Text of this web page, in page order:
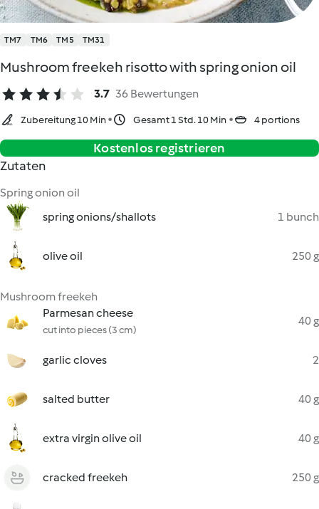
TM7 TM6 TM5 TM31
Mushroom freekeh risotto with spring onion oil
3.7 36 Bewertungen
Zubereitung 10 Min Gesamt 1 Std. 10 Min 4 portions
Kostenlos registrieren
Zutaten
Spring onion oil
spring onions/shallots
1 bunch
olive oil 250 g
Mushroom freekeh
Parmesan cheese
cut into pieces (3 cm)
40 g
garlic cloves 2
salted butter 40 g
extra virgin olive oil 40 g
cracked freekeh 250 g